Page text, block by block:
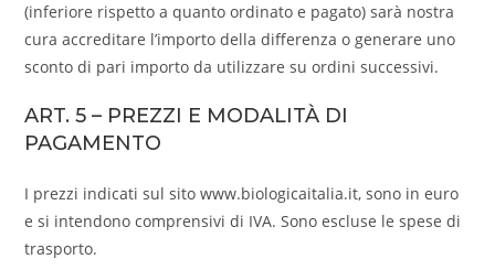
(inferiore rispetto a quanto ordinato e pagato) sarà nostra
cura accreditare l’importo della differenza o generare uno
sconto di pari importo da utilizzare su ordini successivi.
ART. 5 – PREZZI E MODALITÀ DI
PAGAMENTO
I prezzi indicati sul sito www.biologicaitalia.it, sono in euro
e si intendono comprensivi di IVA. Sono escluse le spese di
trasporto.